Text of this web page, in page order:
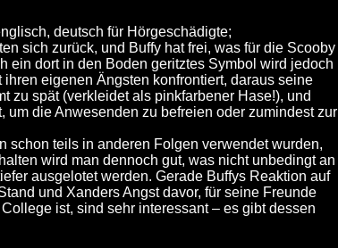
deutsch für Hörgeschädigte;
sich zurück, und Buffy hat frei, was für die Scooby
ein dort in den Boden geritztes Symbol wird jedoch
eigenen Ängsten konfrontiert, daraus seine
zu spät (verkleidet als pinkfarbener Hase!), und
die Anwesenden zu befreien oder zumindest zur
schon teils in anderen Folgen verwendet wurden,
wird man dennoch gut, was nicht unbedingt an
ausgelotet werden. Gerade Buffys Reaktion auf
und Xanders Angst davor, für seine Freunde
ist, sind sehr interessant – es gibt dessen